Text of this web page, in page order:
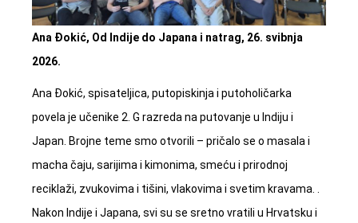
Ana Đokić, Od Indije do Japana i natrag, 26. svibnja
2026.
Ana Đokić, spisateljica, putopiskinja i putoholičarka
povela je učenike 2. G razreda na putovanje u Indiju i
Japan. Brojne teme smo otvorili – pričalo se o masala i
macha čaju, sarijima i kimonima, smeću i prirodnoj
reciklaži, zvukovima i tišini, vlakovima i svetim kravama. .
Nakon Indije i Japana, svi su se sretno vratili u Hrvatsku i